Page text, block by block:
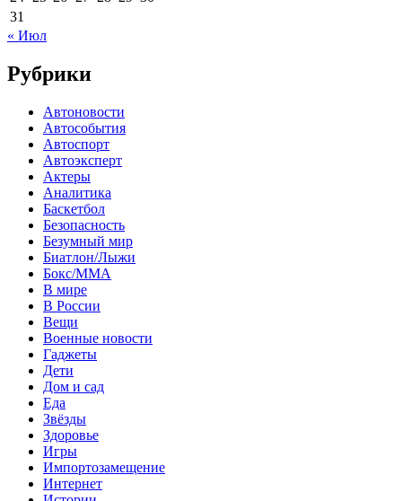
31
« Июл
Рубрики
Автоновости
Автособытия
Автоспорт
Автоэксперт
Актеры
Аналитика
Баскетбол
Безопасность
Безумный мир
Биатлон/Лыжи
Бокс/MMA
В мире
В России
Вещи
Военные новости
Гаджеты
Дети
Дом и сад
Еда
Звёзды
Здоровье
Игры
Импортозамещение
Интернет